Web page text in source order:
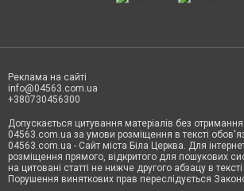
Реклама на сайті
info@04563.com.ua
+380730456300
Допускається цитування матеріалів без
04563.com.ua за умови розміщення в тексті
04563.com.ua - Сайт міста Біла Церква. Для
розміщення прямого, відкритого для пошукових
на цитовані статті не нижче другого абзацу в
Порушення виняткових прав переслідується